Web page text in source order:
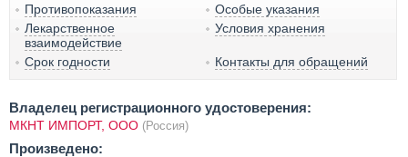
Противопоказания
Особые указания
Лекарственное
взаимодействие
Условия хранения
Срок годности Контакты для обращений
Владелец регистрационного удостоверения:
МКНТ ИМПОРТ, ООО (Россия)
Произведено: